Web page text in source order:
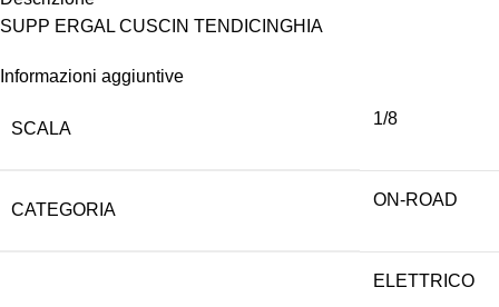
SUPP ERGAL CUSCIN TENDICINGHIA
Informazioni aggiuntive
SCALA
1/8
CATEGORIA
ON-ROAD
ELETTRICO